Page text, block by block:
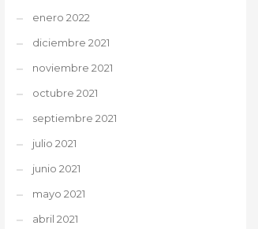
enero 2022
diciembre 2021
noviembre 2021
octubre 2021
septiembre 2021
julio 2021
junio 2021
mayo 2021
abril 2021